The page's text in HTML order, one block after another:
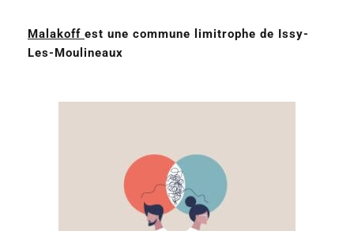
Malakoff est une commune limitrophe de Issy-
Les-Moulineaux